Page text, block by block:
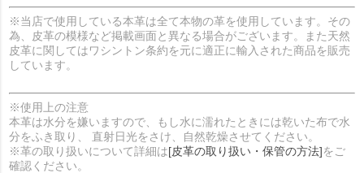
※当店で使用している本革は全て本物の革を使用しています。その
為、皮革の模様など掲載画面と異なる場合がございます。また天然
皮革に関してはワシントン条約を元に適正に輸入された商品を販売
しています。
※使用上の注意
本革は水分を嫌いますので、もし水に濡れたときには乾いた布で水
分をふき取り、 直射日光をさけ、自然乾燥させてください。
※革の取り扱いについて詳細は[皮革の取り扱い・保管の方法]をご
確認ください。